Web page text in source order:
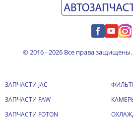
© 2016 - 2026 Все права защищены.
ЗАПЧАСТИ JAC
ЗАПЧАСТИ FAW
ЗАПЧАСТИ FOTON